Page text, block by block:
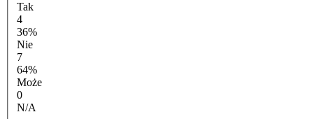
Tak
4
36%
Nie
7
64%
Może
0
N/A